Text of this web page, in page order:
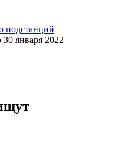
подстанций
30 января 2022